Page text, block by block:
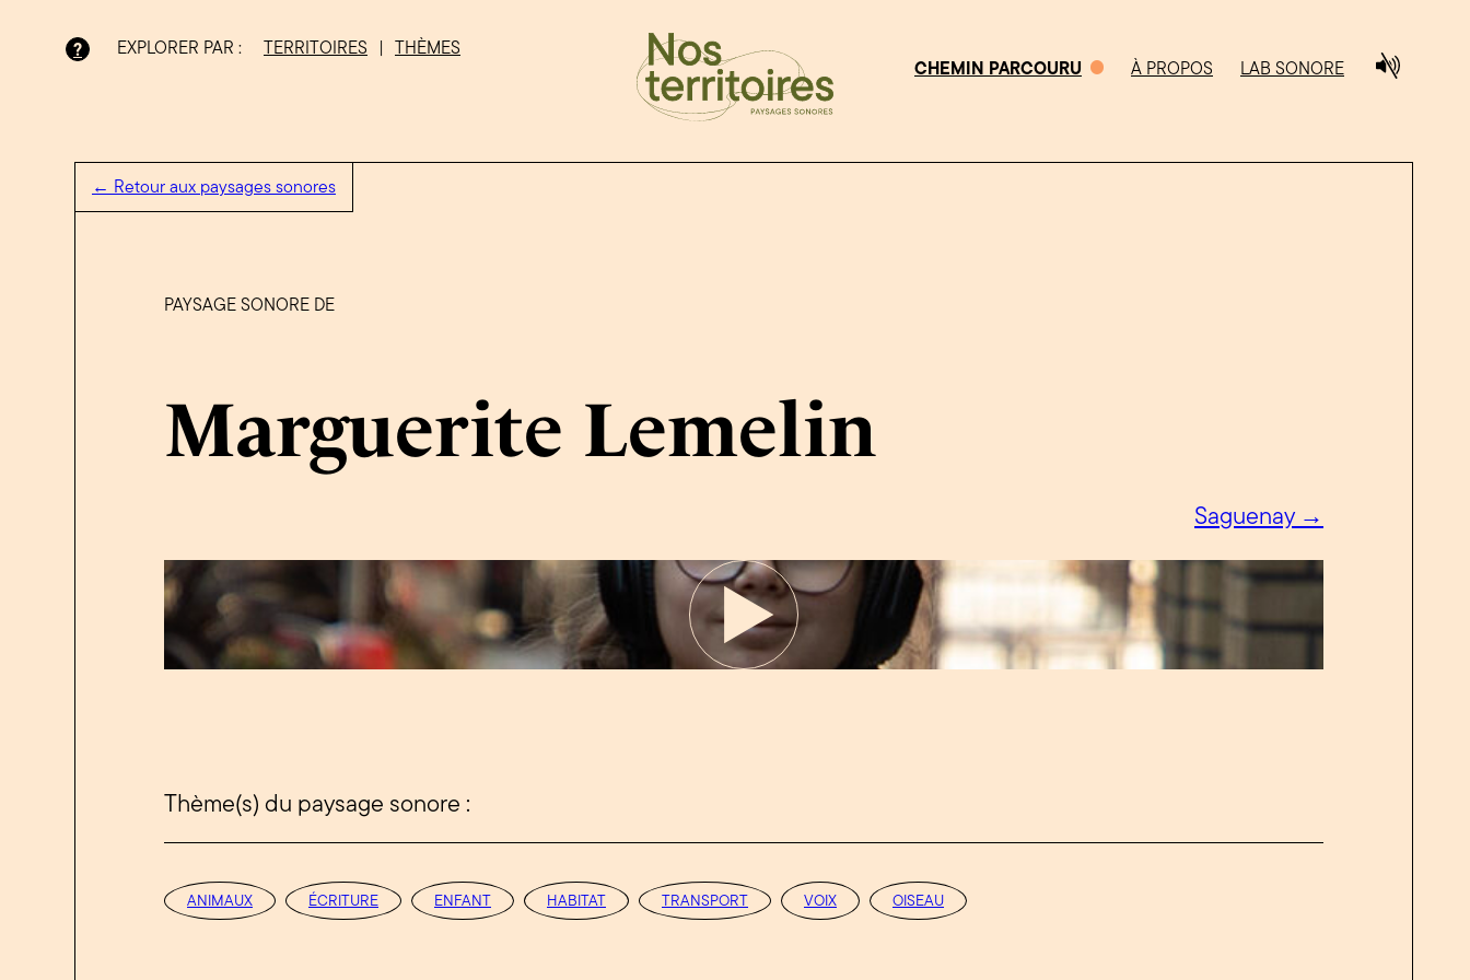
? EXPLORER PAR : TERRITOIRES
THÈMES
CHEMIN PARCOURU
À PROPOS LAB SONORE
← Retour aux paysages sonores
PAYSAGE SONORE DE
Marguerite Lemelin
Saguenay →
Thème(s) du paysage sonore :
ANIMAUX ÉCRITURE ENFANT HABITAT TRANSPORT VOIX OISEAU